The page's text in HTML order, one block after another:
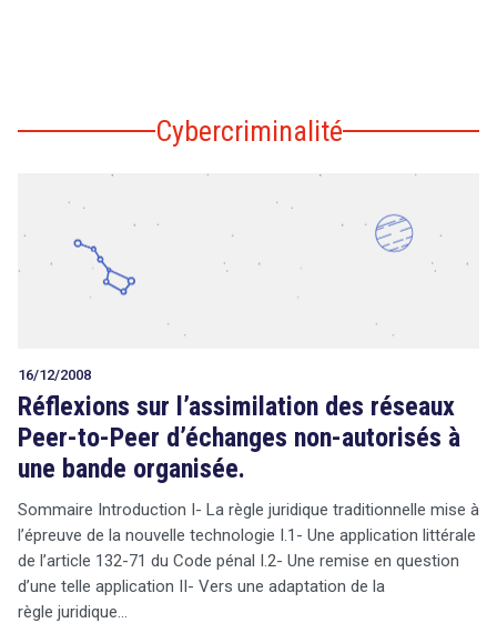
Cybercriminalité
16/12/2008
Réflexions sur l’assimilation des réseaux
Peer-to-Peer d’échanges non-autorisés à
une bande organisée.
Sommaire Introduction I- La règle juridique traditionnelle mise à
l’épreuve de la nouvelle technologie I.1- Une application littérale
de l’article 132-71 du Code pénal I.2- Une remise en question
d’une telle application II- Vers une adaptation de la
règle juridique…